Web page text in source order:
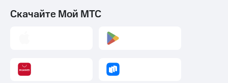
Скачайте Мой МТС